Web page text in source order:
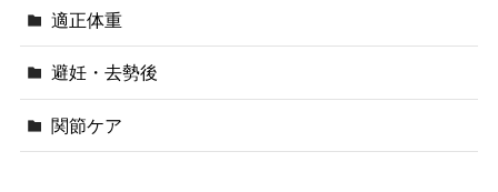
適正体重
避妊・去勢後
関節ケア